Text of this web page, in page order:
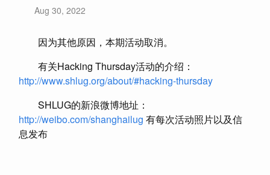
Aug 30, 2022
因为其他原因，本期活动取消。
有关Hacking Thursday活动的介绍：
http://www.shlug.org/about/#hacking-thursday
SHLUG的新浪微博地址：
http://weibo.com/shanghailug 有每次活动照片以及信
息发布